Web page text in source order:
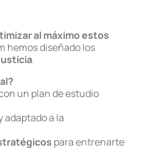
al máximo estos
hemos diseñado los
.
un plan de estudio
adaptado a la
para entrenarte